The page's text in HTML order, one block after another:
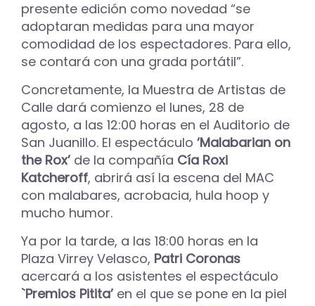
presente edición como novedad “se
adoptaran medidas para una mayor
comodidad de los espectadores. Para ello,
se contará con una grada portátil”.
Concretamente, la Muestra de Artistas de
Calle dará comienzo el lunes, 28 de
agosto, a las 12:00 horas en el Auditorio de
San Juanillo. El espectáculo ‘Malabarian on
the Rox’de la compañía Cía Roxi
Katcheroff, abrirá así la escena del MAC
con malabares, acrobacia, hula hoop y
mucho humor.
Ya por la tarde, a las 18:00 horas en la
Plaza Virrey Velasco, Patri Coronas
acercará a los asistentes el espectáculo
`Premios Pitita’en el que se pone en la piel